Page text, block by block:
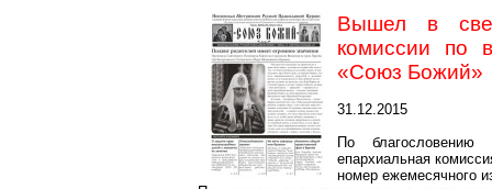
Вышел в
комиссии по
«Союз Божий»
31.12.2015
По благословению
епархиальная
номер ежемесячного